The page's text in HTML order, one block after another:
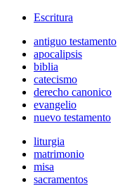
Escritura
antiguo testamento
apocalipsis
biblia
catecismo
derecho canonico
evangelio
nuevo testamento
liturgia
matrimonio
misa
sacramentos